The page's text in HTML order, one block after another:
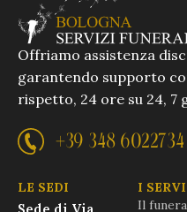
Offriamo assistenza
garantendo supporto
rispetto, 24 ore su 24, 7
+39 348 6022734
LE SEDI
Sede di Via
I
Il